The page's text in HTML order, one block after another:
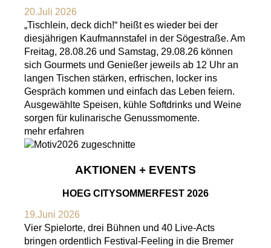
20.Juli 2026
„Tischlein, deck dich!“ heißt es wieder bei der
diesjährigen Kaufmannstafel in der Sögestraße. Am
Freitag, 28.08.26 und Samstag, 29.08.26 können
sich Gourmets und Genießer jeweils ab 12 Uhr an
langen Tischen stärken, erfrischen, locker ins
Gespräch kommen und einfach das Leben feiern.
Ausgewählte Speisen, kühle Softdrinks und Weine
sorgen für kulinarische Genussmomente.
mehr erfahren
AKTIONEN + EVENTS
HOEG CITYSOMMERFEST 2026
19.Juni 2026
Vier Spielorte, drei Bühnen und 40 Live-Acts
bringen ordentlich Festival-Feeling in die Bremer